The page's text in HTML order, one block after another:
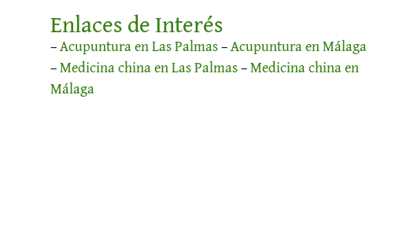
Enlaces de Interés
–Acupuntura en Las Palmas–Acupuntura en Málaga
–Medicina china en Las Palmas–Medicina china en
Málaga